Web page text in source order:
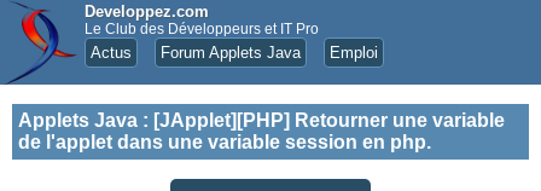
Developpez.com
Le Club des Développeurs et IT Pro
Actus Forum Applets Java Emploi
Applets Java : [JApplet][PHP] Retourner une variable
de l'applet dans une variable session en php.